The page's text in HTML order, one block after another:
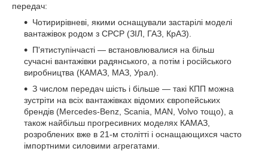
передач:
Чотирирівневі, якими оснащували застарілі моделі
вантажівок родом з СРСР (ЗІЛ, ГАЗ, КрАЗ).
П'ятиступінчасті — встановлювалися на більш
сучасні вантажівки радянського, а потім і російського
виробництва (КАМАЗ, МАЗ, Урал).
З числом передач шість і більше — такі КПП можна
зустріти на всіх вантажівках відомих європейських
брендів (Mercedes-Benz, Scania, MAN, Volvo тощо), а
також найбільш прогресивних моделях КАМАЗ,
розроблених вже в 21-м столітті і оснащающихся часто
імпортними силовими агрегатами.